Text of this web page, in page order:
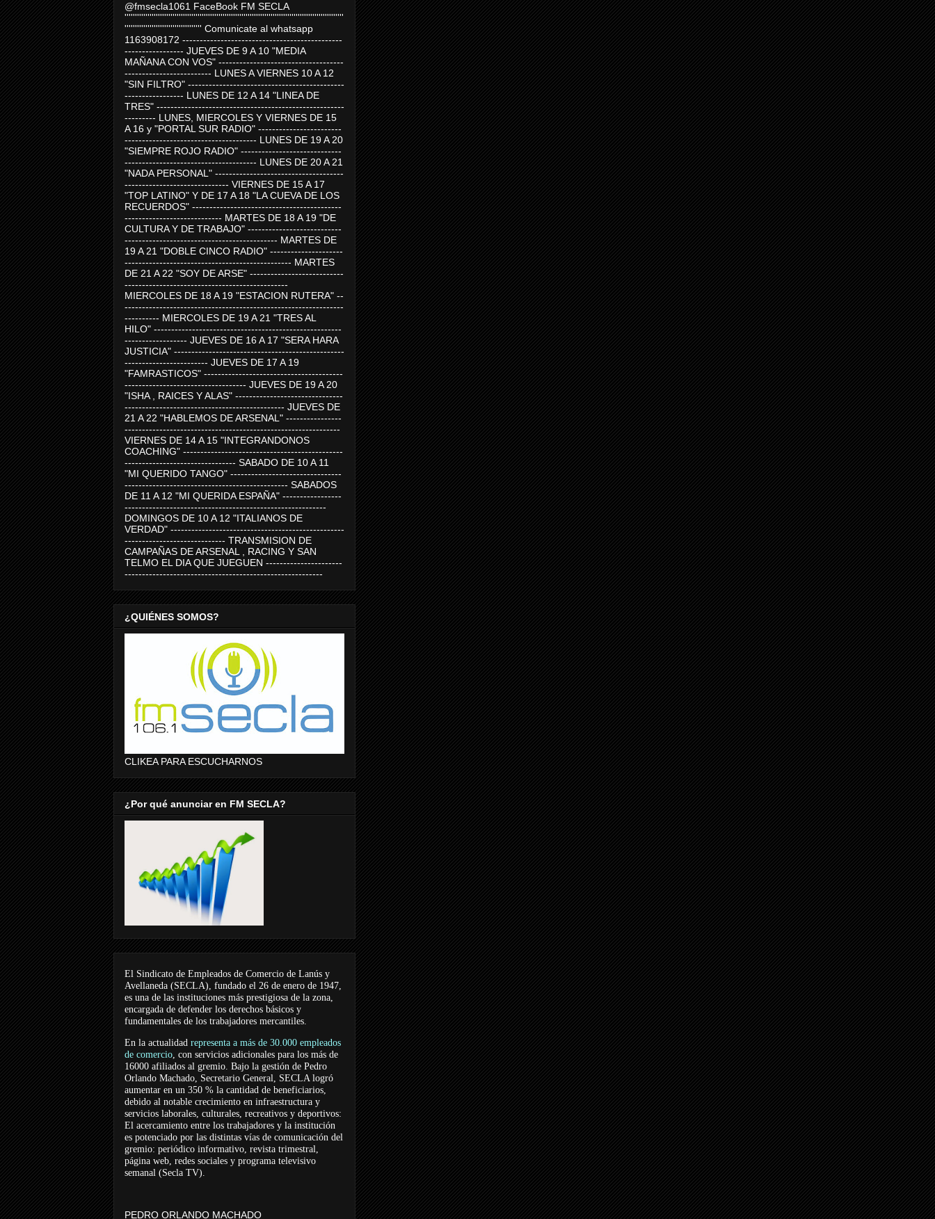
@fmsecla1061 FaceBook FM SECLA
'''''''''''''''''''''''''''''''''''''''''''''''''''''''''''''''''''''''''''''''''''''''''''''''''''''''''
''''''''''''''''''''''''''''''''''''' Comunicate al whatsapp
1163908172 ----------------------------------------------
----------------- JUEVES DE 9 A 10 "MEDIA
MAÑANA CON VOS" ------------------------------------
------------------------- LUNES A VIERNES 10 A 12
"SIN FILTRO" ---------------------------------------------
----------------- LUNES DE 12 A 14 "LINEA DE
TRES" ------------------------------------------------------
--------- LUNES, MIERCOLES Y VIERNES DE 15
A 16 y "PORTAL SUR RADIO" ------------------------
-------------------------------------- LUNES DE 19 A 20
"SIEMPRE ROJO RADIO" -----------------------------
-------------------------------------- LUNES DE 20 A 21
"NADA PERSONAL" -------------------------------------
------------------------------ VIERNES DE 15 A 17
"TOP LATINO" Y DE 17 A 18 "LA CUEVA DE LOS
RECUERDOS" -------------------------------------------
---------------------------- MARTES DE 18 A 19 "DE
CULTURA Y DE TRABAJO" ---------------------------
-------------------------------------------- MARTES DE
19 A 21 "DOBLE CINCO RADIO" ---------------------
------------------------------------------------ MARTES
DE 21 A 22 "SOY DE ARSE" ---------------------------
-----------------------------------------------
MIERCOLES DE 18 A 19 "ESTACION RUTERA" --
---------------------------------------------------------------
---------- MIERCOLES DE 19 A 21 "TRES AL
HILO" ------------------------------------------------------
------------------ JUEVES DE 16 A 17 "SERA HARA
JUSTICIA" -------------------------------------------------
------------------------ JUEVES DE 17 A 19
"FAMRASTICOS" ----------------------------------------
----------------------------------- JUEVES DE 19 A 20
"ISHA , RAICES Y ALAS" -------------------------------
---------------------------------------------- JUEVES DE
21 A 22 "HABLEMOS DE ARSENAL" ----------------
--------------------------------------------------------------
VIERNES DE 14 A 15 "INTEGRANDONOS
COACHING" ----------------------------------------------
-------------------------------- SABADO DE 10 A 11
"MI QUERIDO TANGO" --------------------------------
----------------------------------------------- SABADOS
DE 11 A 12 "MI QUERIDA ESPAÑA" -----------------
----------------------------------------------------------
DOMINGOS DE 10 A 12 "ITALIANOS DE
VERDAD" --------------------------------------------------
----------------------------- TRANSMISION DE
CAMPAÑAS DE ARSENAL , RACING Y SAN
TELMO EL DIA QUE JUEGUEN ----------------------
---------------------------------------------------------
¿QUIÉNES SOMOS?
CLIKEA PARA ESCUCHARNOS
¿Por qué anunciar en FM SECLA?
El Sindicato de Empleados de Comercio de Lanús y
Avellaneda (SECLA), fundado el 26 de enero de 1947,
es una de las instituciones más prestigiosa de la zona,
encargada de defender los derechos básicos y
fundamentales de los trabajadores mercantiles.
En la actualidad representa a más de 30.000 empleados
de comercio, con servicios adicionales para los más de
16000 afiliados al gremio. Bajo la gestión de Pedro
Orlando Machado, Secretario General, SECLA logró
aumentar en un 350 % la cantidad de beneficiarios,
debido al notable crecimiento en infraestructura y
servicios laborales, culturales, recreativos y deportivos:
El acercamiento entre los trabajadores y la institución
es potenciado por las distintas vías de comunicación del
gremio: periódico informativo, revista trimestral,
página web, redes sociales y programa televisivo
semanal (Secla TV).
PEDRO ORLANDO MACHADO